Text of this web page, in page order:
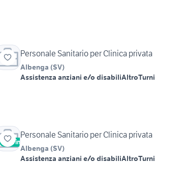
Personale Sanitario per Clinica privata
Albenga (SV)
Assistenza anziani e/o disabiliAltroTurni
Vetrina
Personale Sanitario per Clinica privata
Albenga (SV)
Assistenza anziani e/o disabiliAltroTurni